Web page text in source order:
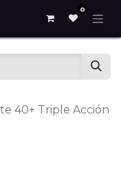
0
40+ Triple Acción